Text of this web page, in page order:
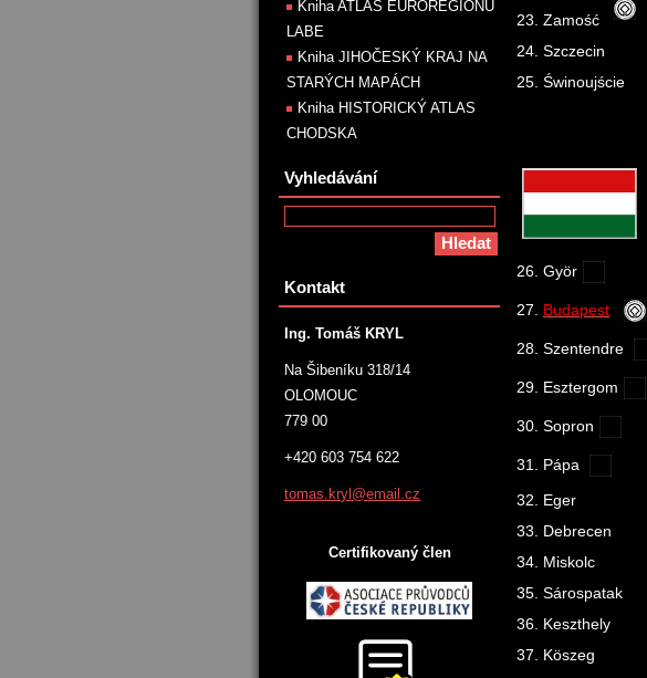
23. Zamość
24. Szczecin
25. Świnoujście
26. Györ
27. Budapest
28. Szentendre
29. Esztergom
30. Sopron
31. Pápa
32. Eger
33. Debrecen
34. Miskolc
35. Sárospatak
36. Keszthely
37. Köszeg
Kniha ATLAS EUROREGIONU
LABE
Kniha JIHOČESKÝ KRAJ NA
STARÝCH MAPÁCH
Kniha HISTORICKÝ ATLAS
CHODSKA
Vyhledávání
Kontakt
Ing. Tomáš KRYL
Na Šibeníku 318/14
OLOMOUC
779 00
+420 603 754 622
tomas.kryl@email .cz
Certifikovaný člen